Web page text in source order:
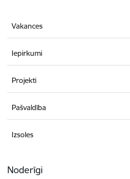
Vakances
Iepirkumi
Projekti
Pašvaldība
Izsoles
Noderīgi